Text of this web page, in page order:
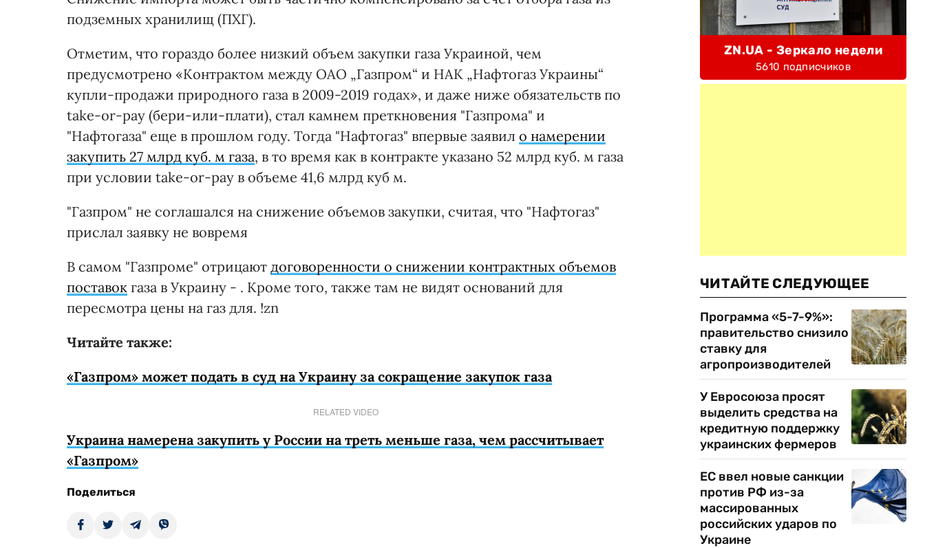
подземных хранилищ (ПХГ).
Отметим, что гораздо более низкий объем закупки газа Украиной, чем
предусмотрено «Контрактом между ОАО „Газпром“ и НАК „Нафтогаз Украины“
купли-продажи природного газа в 2009-2019 годах», и даже ниже обязательств по
take-or-pay (бери-или-плати), стал камнем преткновения "Газпрома" и
"Нафтогаза" еще в прошлом году. Тогда "Нафтогаз" впервые заявил о намерении
закупить 27 млрд куб. м газа, в то время как в контракте указано 52 млрд куб. м газа
при условии take-or-pay в объеме 41,6 млрд куб м.
"Газпром" не соглашался на снижение объемов закупки, считая, что "Нафтогаз"
прислал заявку не вовремя
В самом "Газпроме" отрицают договоренности о снижении контрактных объемов
поставок газа в Украину - . Кроме того, также там не видят оснований для
пересмотра цены на газ для. !zn
Читайте также:
«Газпром» может подать в суд на Украину за сокращение закупок газа
RELATED VIDEO
Украина намерена закупить у России на треть меньше газа, чем рассчитывает
«Газпром»
Поделиться
ZN.UA - Зеркало недели
5610 подписчиков
ЧИТАЙТЕ СЛЕДУЮЩЕЕ
Программа «5-7-9%»:
правительство снизило
ставку для
агропроизводителей
У Евросоюза просят
выделить средства на
кредитную поддержку
украинских фермеров
ЕС ввел новые санкции
против РФ из-за
массированных
российских ударов по
Украине